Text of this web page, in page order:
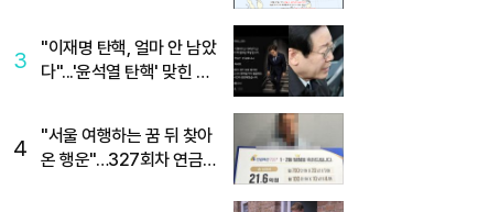
3
"이재명 탄핵, 얼마 안 남았
다"...'윤석열 탄핵' 맞힌 무
4
"서울 여행하는 꿈 뒤 찾아
온 행운"…327회차 연금